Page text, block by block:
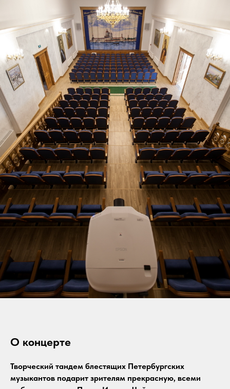
О концерте
Творческий тандем блестящих Петербургских
музыкантов подарит зрителям прекрасную, всеми